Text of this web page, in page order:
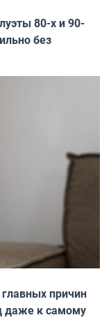
80-х и 90-
без
причин
даже к самому